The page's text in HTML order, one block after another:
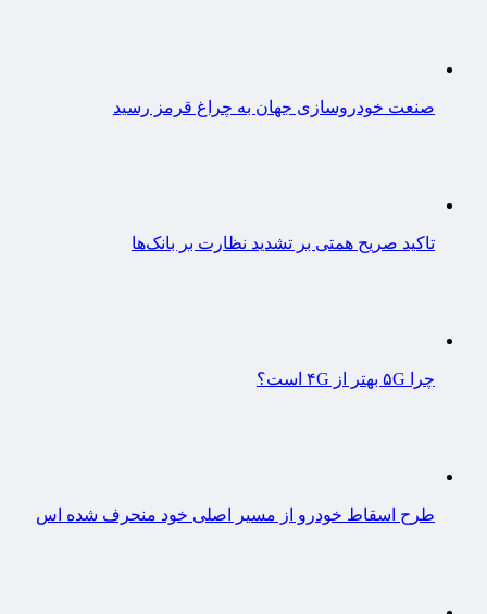
صنعت خودروسازی جهان به چراغ قرمز رسید
تاکید صریح همتی بر تشدید نظارت بر بانک‌ها
چرا ۵G بهتر از ۴G است؟
طرح اسقاط خودرو از مسیر اصلی خود منحرف شده اس